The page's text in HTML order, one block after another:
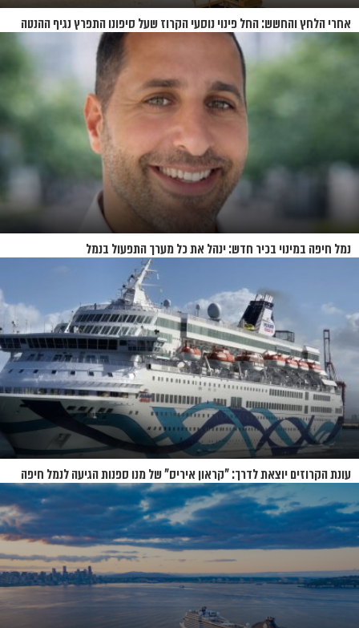
אחרי הלחץ והחשש: החל פינוי נוסעי הקרוז שעל סיפונו התפרץ נגיף ההנטה
נמל חיפה במינוי בכיר חדש: ינהל את כל מערך התפעול בנמל
עונת הקרוזים יוצאת לדרך: "קראון איריס" של מנו ספנות הגיעה לנמל חיפה